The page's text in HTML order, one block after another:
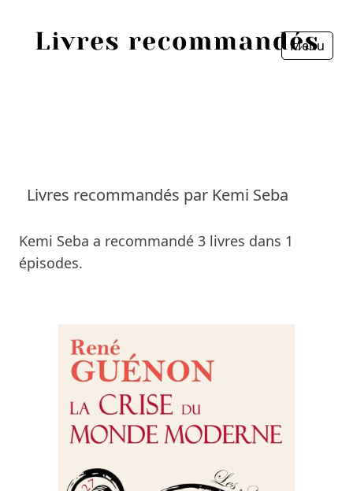
Menu
Livres recommandés par Kemi Seba
Kemi Seba a recommandé 3 livres dans 1
épisodes.
Livres
Prix littéraires
Fermer